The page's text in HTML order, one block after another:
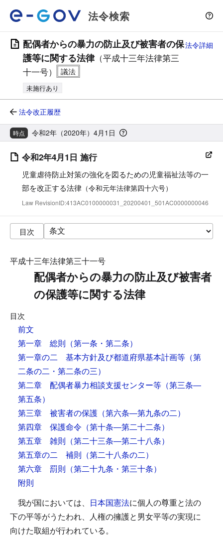
法令検索
配偶者からの暴力の防止及び被害者の保
護等に関する法律（平成十三年法律第三
十一号）
未施行あり
法令詳細
法令改正履歴
時点 令和2年（2020年）4月1日
令和2年4月1日 施行
児童虐待防止対策の強化を図るための児童福祉法等の一
部を改正する法律 （令和元年法律第四十六号）
Law RevisionID:413AC0100000031_20200401_501AC0000000046
目次
平成十三年法律第三十一号
配偶者からの暴力の防止及び被害者
の保護等に関する法律
目次
前文
第一章 総則 （第一条・第二条）
第一章の二 基本方針及び都道府県基本計画等 （第
二条の二・第二条の三）
第二章 配偶者暴力相談支援センター等 （第三条―
第五条）
第三章 被害者の保護 （第六条―第九条の二）
第四章 保護命令 （第十条―第二十二条）
第五章 雑則 （第二十三条―第二十八条）
第五章の二 補則 （第二十八条の二）
第六章 罰則 （第二十九条・第三十条）
附則
我が国においては、 日本国憲法に個人の尊重と法の
下の平等がうたわれ、人権の擁護と男女平等の実現に
向けた取組が行われている。